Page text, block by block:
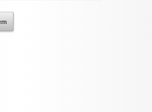
authentication
prevention, and other